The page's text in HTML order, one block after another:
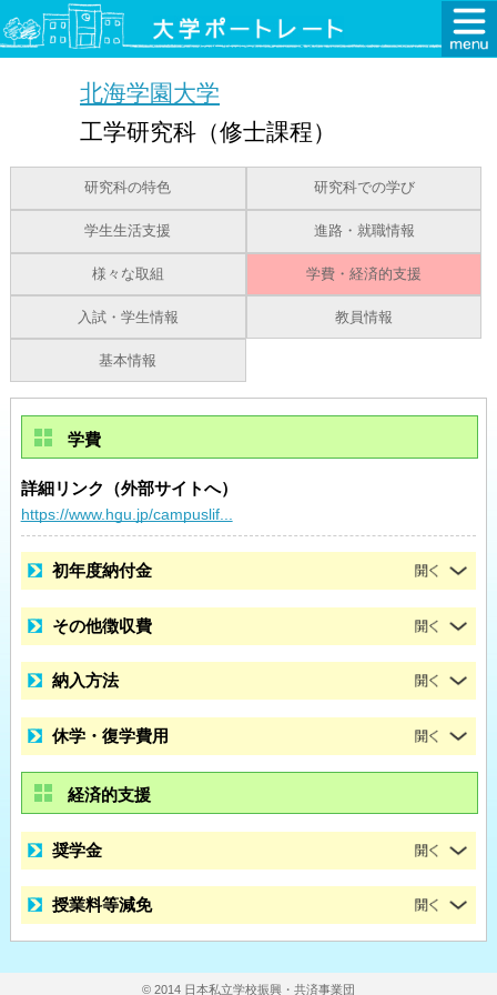
北海学園大学
工学研究科（修士課程）
研究科の特色 研究科での学び
学生生活支援 進路・就職情報
様々な取組 学費・経済的支援
入試・学生情報 教員情報
基本情報
学費
詳細リンク（外部サイトへ）
https://www.hgu.jp/campuslif...
初年度納付金
その他徴収費
納入方法
休学・復学費用
経済的支援
奨学金
授業料等減免
© 2014 日本私立学校振興・共済事業団